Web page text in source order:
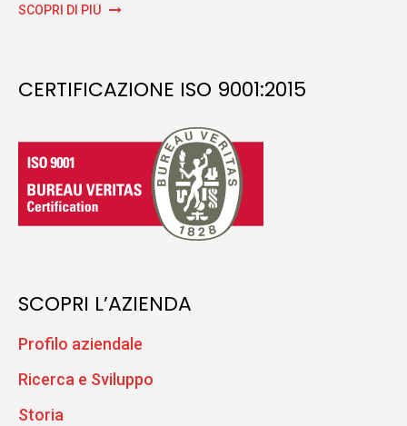
SCOPRI DI PIÙ
CERTIFICAZIONE ISO 9001:2015
SCOPRI L’AZIENDA
Profilo aziendale
Ricerca e Sviluppo
Storia